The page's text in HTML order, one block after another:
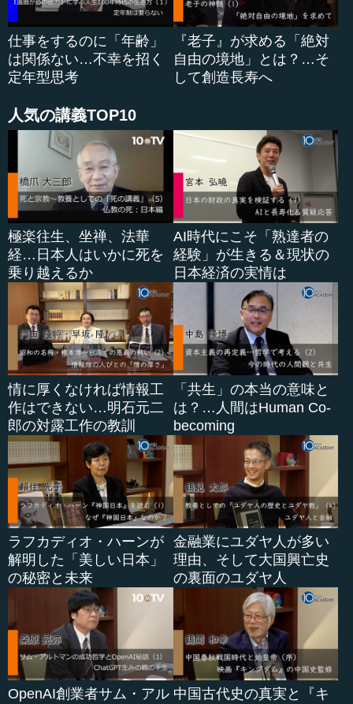
仕事をするのに「年齢」
は関係ない…不幸を招く
定年型思考
『老子』が求める「絶対
自由の境地」とは？…そ
して創造長寿へ
人気の講義TOP10
極楽往生、坐禅、法華
経…日本人はいかに死を
乗り越えるか
AI時代にこそ「熟達者の
経験」が生きる＆現状の
日本経済の実情は
情に厚くなければ情報工
作はできない…明石元二
郎の対露工作の教訓
「共生」の本当の意味と
は？…人間はHuman Co-
becoming
ラフカディオ・ハーンが
解明した「美しい日本」
の秘密と未来
金融業にユダヤ人が多い
理由、そして大国興亡史
の裏面のユダヤ人
OpenAI創業者サム・アル 中国古代史の真実と『キ